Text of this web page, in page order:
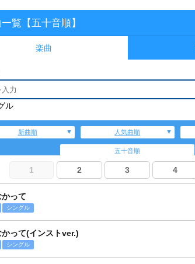
覧【五十音順】
楽曲
ル
新曲順 人気曲順
五十音順
1 2 3 4
って
シングル
って(インストver.)
シングル